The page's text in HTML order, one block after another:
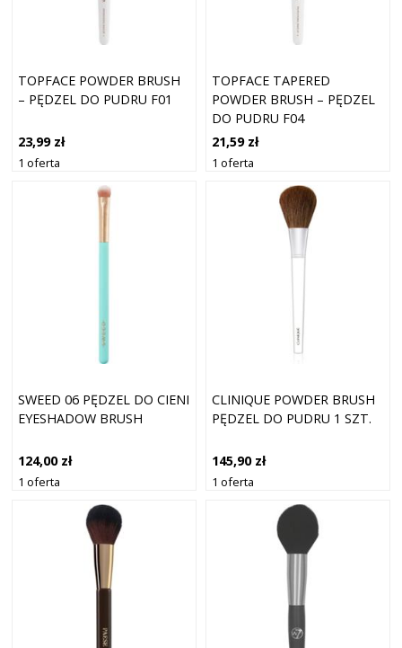
TOPFACE POWDER BRUSH
– PĘDZEL DO PUDRU F01
23,99 zł
1 oferta
TOPFACE TAPERED
POWDER BRUSH – PĘDZEL
DO PUDRU F04
21,59 zł
1 oferta
SWEED 06 PĘDZEL DO CIENI
EYESHADOW BRUSH
124,00 zł
1 oferta
CLINIQUE POWDER BRUSH
PĘDZEL DO PUDRU 1 SZT.
145,90 zł
1 oferta